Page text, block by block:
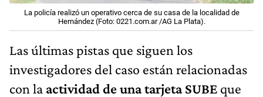
La policía realizó un operativo cerca de su casa de la localidad de
Hernández (Foto: 0221.com.ar /AG La Plata).
Las últimas pistas que siguen los
investigadores del caso están relacionadas
con la actividad de una tarjeta SUBE que